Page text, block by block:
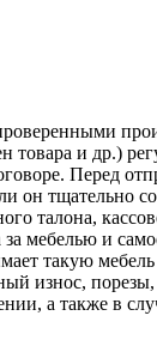
и др.)
Перед
он
талона,
мебелью и
такую
износ,
а также в